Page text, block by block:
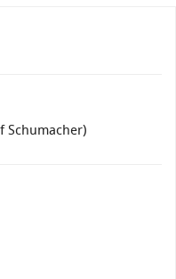
Schumacher)